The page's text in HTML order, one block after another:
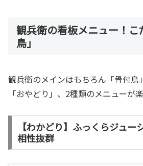
観兵衛の看板メニュー！
鳥」
観兵衛のメインはもちろん「骨付鳥
「おやどり」、2種類のメニューが楽
【わかどり】ふっくらジュー
相性抜群